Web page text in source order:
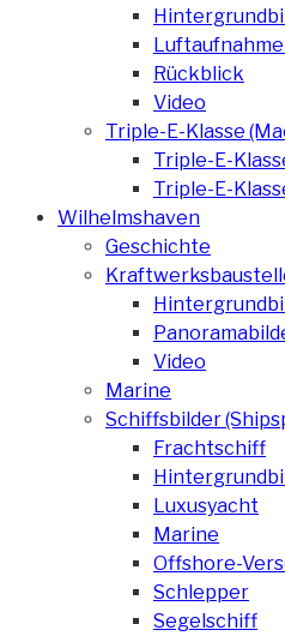
Rückblick
Video
Triple-E-Klasse
Triple-E-
Triple-E-
Wilhelmshaven
Geschichte
Video
Marine
Schiffsbilder
Frachtschiff
Luxusyacht
Marine
Offshore-
Schlepper
Segelschiff